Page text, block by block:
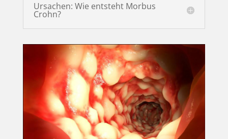
Ursachen: Wie entsteht Morbus
Crohn?